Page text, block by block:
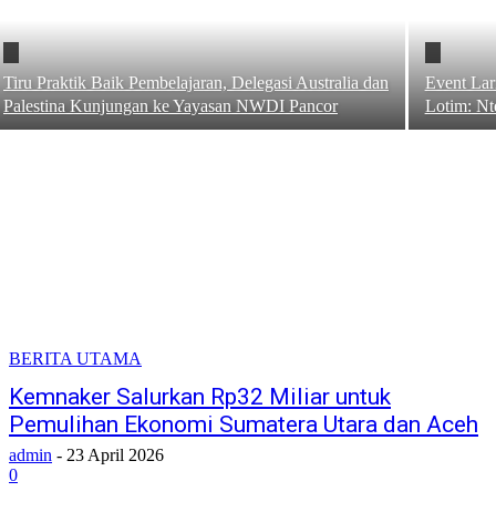
Tiru Praktik Baik Pembelajaran, Delegasi Australia dan
Palestina Kunjungan ke Yayasan NWDI Pancor
Event
Lotim:
BERITA UTAMA
Kemnaker Salurkan Rp32 Miliar untuk
Pemulihan Ekonomi Sumatera Utara dan Aceh
admin - 23 April 2026
0